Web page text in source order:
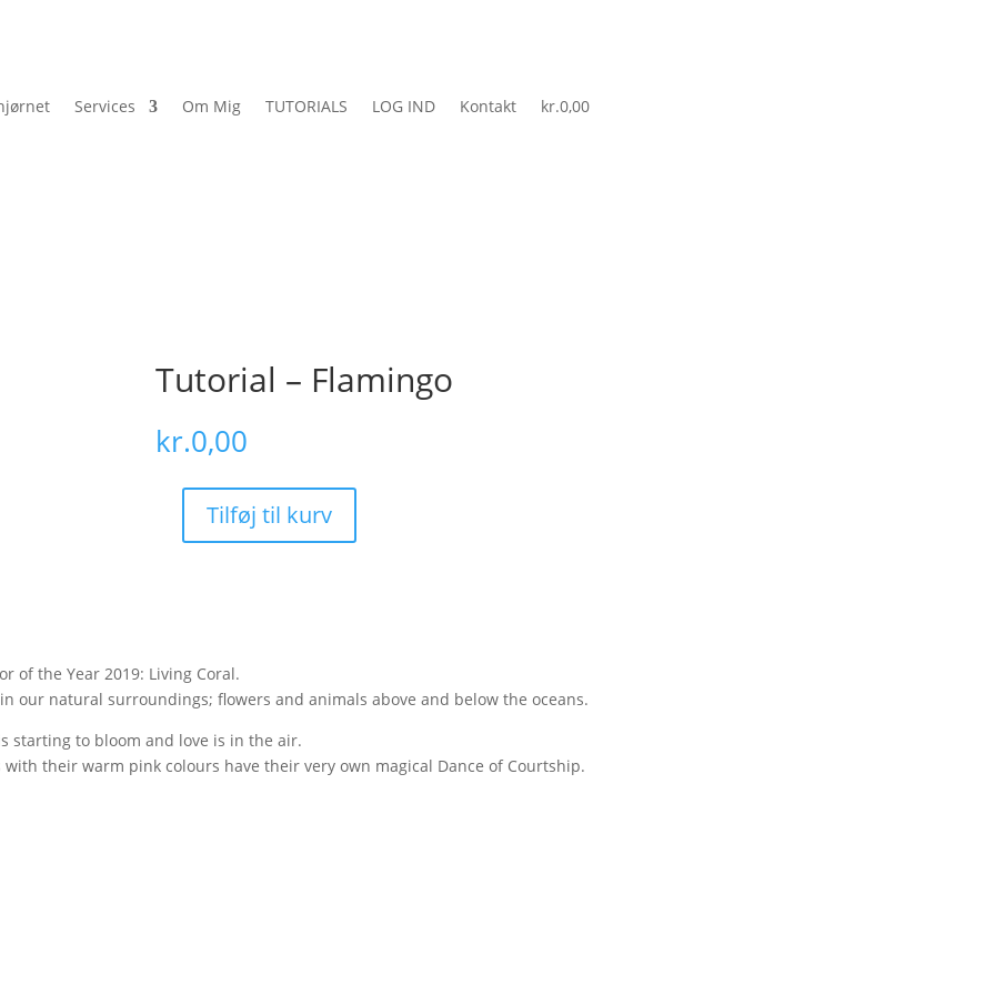
Services Om Mig TUTORIALS LOG IND Kontakt kr.0,00
Tutorial – Flamingo
kr.0,00
TutorialTilføj til kurv
of the Year 2019: Living Coral.
our natural surroundings; flowers and animals above and below the oceans.
starting to bloom and love is in the air.
their warm pink colours have their very own magical Dance of Courtship.